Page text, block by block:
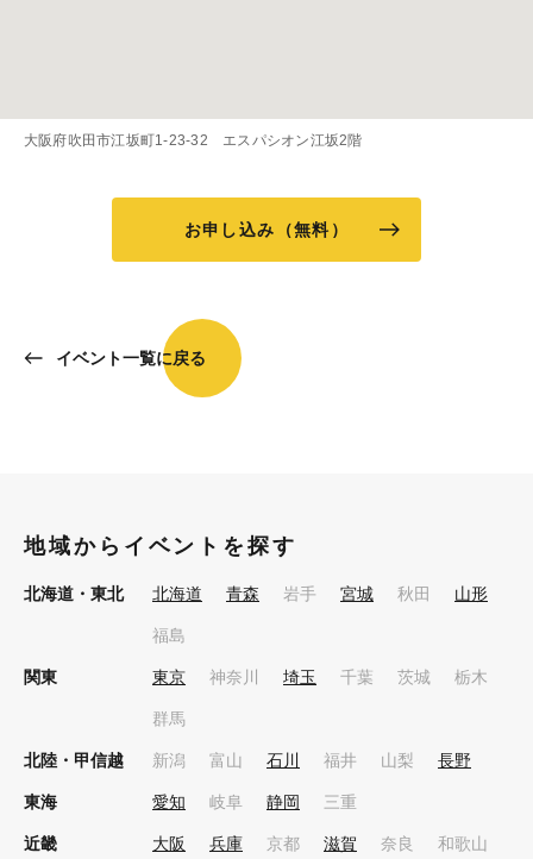
大阪府吹田市江坂町1-23-32 エスパシオン江坂2階
お申し込み（無料）
イベント一覧に戻る
地域からイベントを探す
北海道・東北 北海道 青森 岩手 宮城 秋田 山形
福島
関東 東京 神奈川 埼玉 千葉 茨城 栃木
群馬
北陸・甲信越 新潟 富山 石川 福井 山梨 長野
東海 愛知 岐阜 静岡 三重
近畿 大阪 兵庫 京都 滋賀 奈良 和歌山